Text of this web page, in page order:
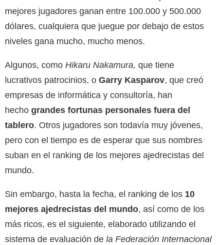
mejores jugadores ganan entre 100.000 y 500.000
dólares, cualquiera que juegue por debajo de estos
niveles gana mucho, mucho menos.
Algunos, como Hikaru Nakamura, que tiene
lucrativos patrocinios, o Garry Kasparov, que creó
empresas de informática y consultoría, han
hecho grandes fortunas personales fuera del
tablero. Otros jugadores son todavía muy jóvenes,
pero con el tiempo es de esperar que sus nombres
suban en el ranking de los mejores ajedrecistas del
mundo.
Sin embargo, hasta la fecha, el ranking de los 10
mejores ajedrecistas del mundo, así como de los
más ricos, es el siguiente, elaborado utilizando el
sistema de evaluación de la Federación Internacional